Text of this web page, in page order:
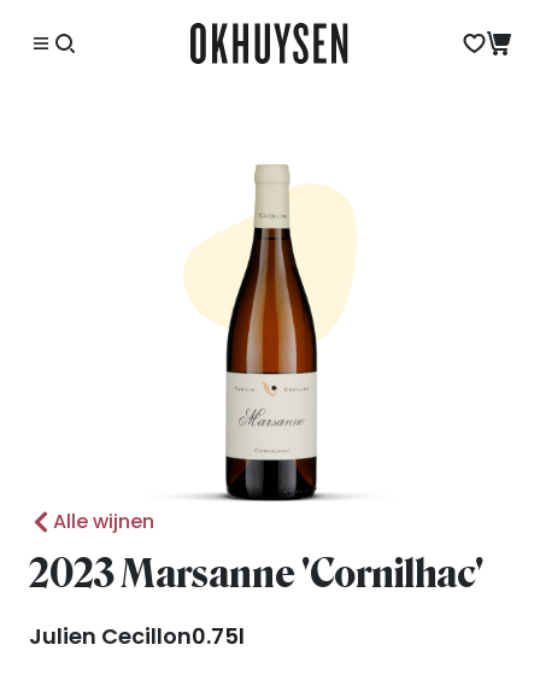
Alle wijnen
2023 Marsanne 'Cornilhac'
Julien Cecillon0.75l